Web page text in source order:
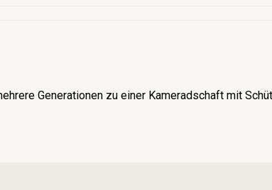
Generationen zu einer Kameradschaft mit